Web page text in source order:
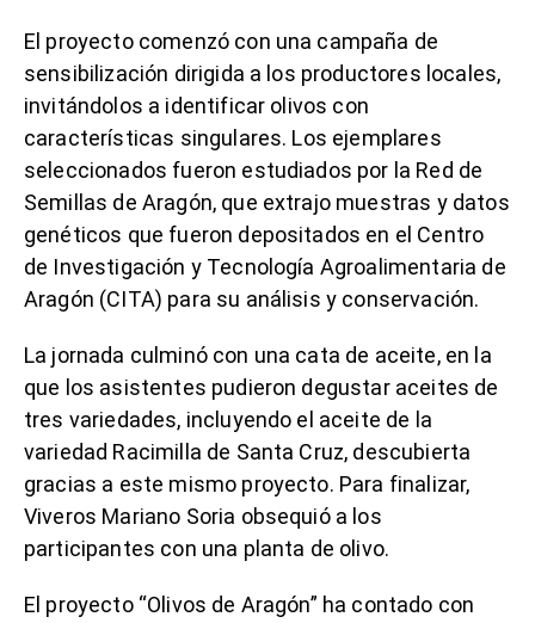
El proyecto comenzó con una campaña de
sensibilización dirigida a los productores locales,
invitándolos a identificar olivos con
características singulares. Los ejemplares
seleccionados fueron estudiados por la Red de
Semillas de Aragón, que extrajo muestras y datos
genéticos que fueron depositados en el Centro
de Investigación y Tecnología Agroalimentaria de
Aragón (CITA) para su análisis y conservación.
La jornada culminó con una cata de aceite, en la
que los asistentes pudieron degustar aceites de
tres variedades, incluyendo el aceite de la
variedad Racimilla de Santa Cruz, descubierta
gracias a este mismo proyecto. Para finalizar,
Viveros Mariano Soria obsequió a los
participantes con una planta de olivo.
El proyecto “Olivos de Aragón” ha contado con